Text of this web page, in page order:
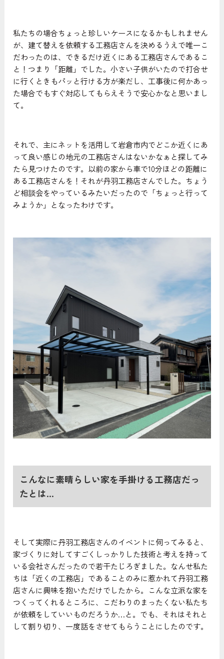
私たちの場合ちょっと珍しいケースになるかもしれません
が、建て替えを依頼する工務店さんを決めるうえで唯一こ
だわったのは、できるだけ近くにある工務店さんであるこ
と！つまり「距離」でした。小さい子供がいたので打合せ
に行くときもパッと行ける方が楽だし、工事後に何かあっ
た場合でもすぐ対応してもらえそうで安心かなと思いまし
て。
それで、主にネットを活用して岩倉市内でどこか近くにあ
って良い感じの地元の工務店さんはないかなぁと探してみ
たら見つけたのです。以前の家から車で10分ほどの距離に
ある工務店さんを！それが丹羽工務店さんでした。ちょう
ど相談会をやっているみたいだったので「ちょっと行って
みようか」となったわけです。
こんなに素晴らしい家を手掛ける工務店だっ
たとは…
そして実際に丹羽工務店さんのイベントに伺ってみると、
家づくりに対してすごくしっかりした技術と考えを持って
いる会社さんだったので若干たじろぎました。なんせ私た
ちは「近くの工務店」であることのみに惹かれて丹羽工務
店さんに興味を抱いただけでしたから。こんな立派な家を
つくってくれるところに、こだわりのまったくない私たち
が依頼をしていいものだろうか…と。でも、それはそれと
して割り切り、一度話をさせてもらうことにしたのです。